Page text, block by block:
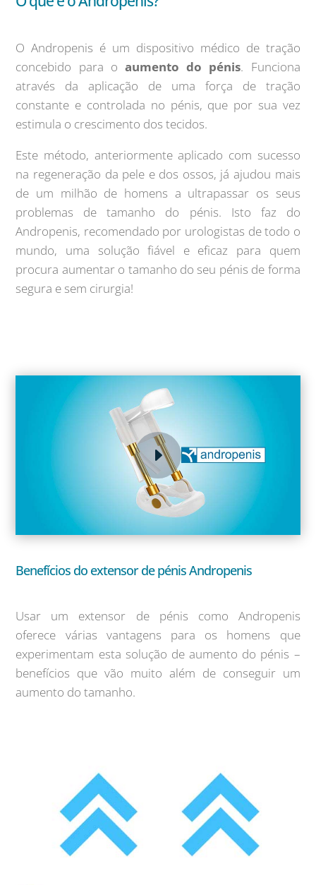
O Andropenis é um dispositivo médico de tração
concebido para o aumento do pénis. Funciona
através da aplicação de uma força de tração
constante e controlada no pénis, que por sua vez
estimula o crescimento dos tecidos.
Este método, anteriormente aplicado com sucesso
na regeneração da pele e dos ossos, já ajudou mais
de um milhão de homens a ultrapassar os seus
problemas de tamanho do pénis. Isto faz do
Andropenis, recomendado por urologistas de todo o
mundo, uma solução fiável e eficaz para quem
procura aumentar o tamanho do seu pénis de forma
segura e sem cirurgia!
Benefícios do extensor de pénis Andropenis
Usar um extensor de pénis como Andropenis
oferece várias vantagens para os homens que
experimentam esta solução de aumento do pénis –
benefícios que vão muito além de conseguir um
aumento do tamanho.